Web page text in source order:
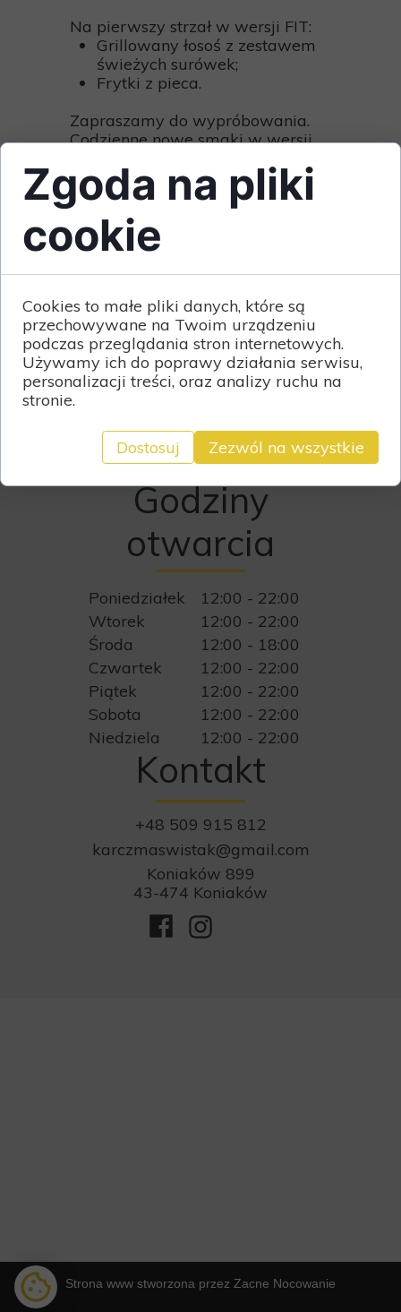
Na pierwszy strzał w wersji FIT:
Grillowany łosoś z zestawem
świeżych surówek;
Frytki z pieca.
Zapraszamy do wypróbowania.
Codzienne nowe smaki w wersji
Kontakt
+48 509 915 812
karczmaswistak@gmail.com
Koniaków 899
43-474 Koniaków
Godziny
otwarcia
Poniedziałek
Wtorek
Środa
Czwartek
Piątek
Sobota
Niedziela
12:00 - 22:00
12:00 - 22:00
12:00 - 18:00
12:00 - 22:00
12:00 - 22:00
12:00 - 22:00
12:00 - 22:00
Strona www stworzona przez Zacne Nocowanie
Zgoda na pliki
cookie
Cookies to małe pliki danych, które są
przechowywane na Twoim urządzeniu
podczas przeglądania stron internetowych.
Używamy ich do poprawy działania serwisu,
personalizacji treści, oraz analizy ruchu na
stronie.
Dostosuj Zezwól na wszystkie